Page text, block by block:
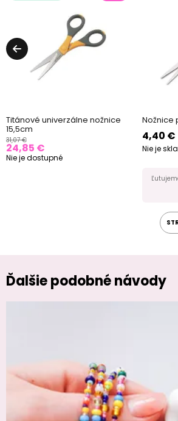
Titánové univerzálne nožnice
15,5cm
31,07 €
24,85 €
Nie je dostupné
Nožnice
4,40 €
Nie je
Ďalšie podobné návody